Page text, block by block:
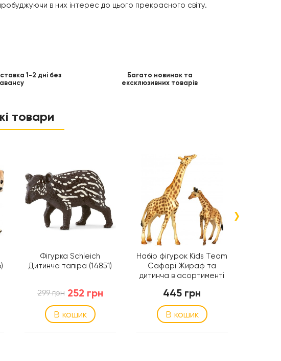
в них інтерес до цього прекрасного світу.
1-2 дні без
авансу
Багато новинок та
ексклюзивних товарів
товари
Фігурка Schleich
Дитинча тапіра (14851)
299 грн 252 грн
В кошик
Набір фігурок Kids Team
Сафарі Жираф та
дитинча в асортименті
445 грн
В кошик
›